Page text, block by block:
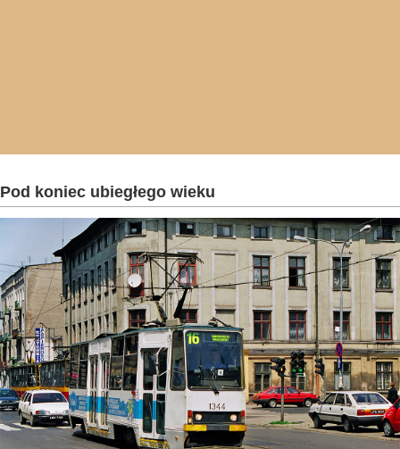
Pod koniec ubiegłego wieku